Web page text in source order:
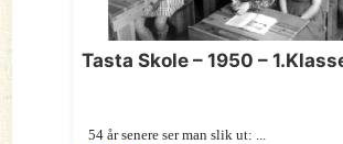
Tasta Skole – 1950 –
54 år senere ser man slik ut: ...